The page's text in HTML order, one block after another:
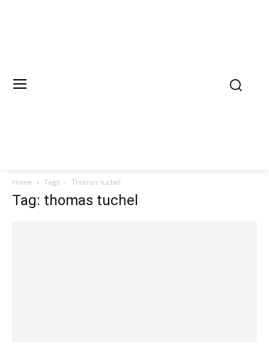
Home Tags Thomas tuchel
Tag: thomas tuchel